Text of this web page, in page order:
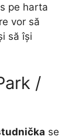
pe harta
vor să
să își
/
se